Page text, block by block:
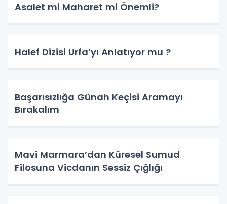
Asalet mi Maharet mi Önemli?
Halef Dizisi Urfa’yı Anlatıyor mu ?
Başarısızlığa Günah Keçisi Aramayı
Bırakalım
Mavi Marmara’dan Küresel Sumud
Filosuna Vicdanın Sessiz Çığlığı